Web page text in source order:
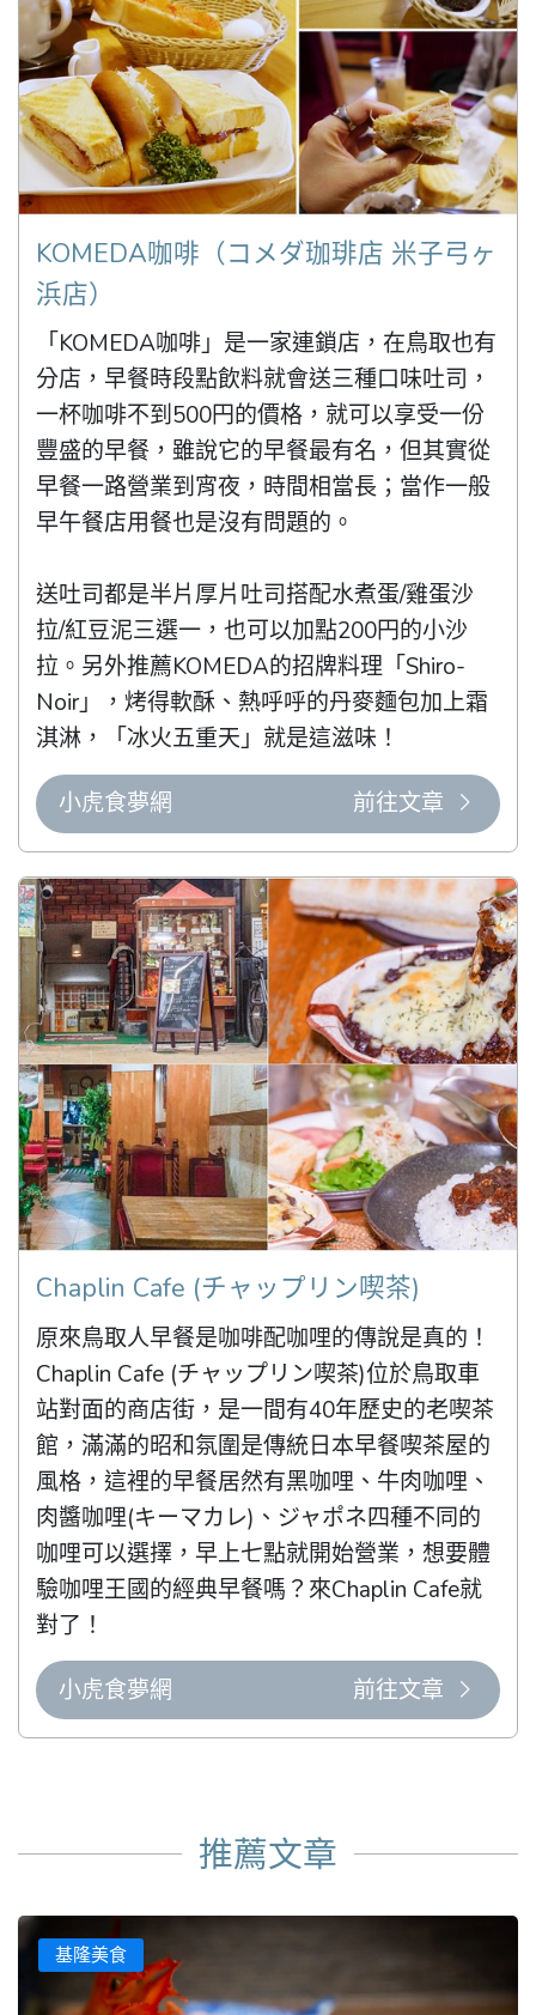
KOMEDA咖啡（コメダ珈琲店 米子弓ヶ
浜店）
「KOMEDA咖啡」是一家連鎖店，在鳥取也有
分店，早餐時段點飲料就會送三種口味吐司，
一杯咖啡不到500円的價格，就可以享受一份
豐盛的早餐，雖說它的早餐最有名，但其實從
早餐一路營業到宵夜，時間相當長；當作一般
早午餐店用餐也是沒有問題的。
送吐司都是半片厚片吐司搭配水煮蛋/雞蛋沙
拉/紅豆泥三選一，也可以加點200円的小沙
拉。另外推薦KOMEDA的招牌料理「Shiro-
Noir」，烤得軟酥、熱呼呼的丹麥麵包加上霜
淇淋，「冰火五重天」就是這滋味！
小虎食夢網 前往文章
Chaplin Cafe (チャップリン喫茶)
原來鳥取人早餐是咖啡配咖哩的傳說是真的！
Chaplin Cafe (チャップリン喫茶)位於鳥取車
站對面的商店街，是一間有40年歷史的老喫茶
館，滿滿的昭和氛圍是傳統日本早餐喫茶屋的
風格，這裡的早餐居然有黑咖哩、牛肉咖哩、
肉醬咖哩(キーマカレ)、ジャポネ四種不同的
咖哩可以選擇，早上七點就開始營業，想要體
驗咖哩王國的經典早餐嗎？來Chaplin Cafe就
對了！
小虎食夢網 前往文章
推薦文章
基隆美食